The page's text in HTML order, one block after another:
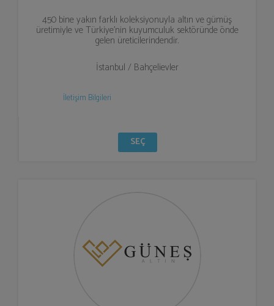
450 bine yakın farklı koleksiyonuyla altın ve gümüş
üretimiyle ve Türkiye’nin kuyumculuk sektöründe önde
gelen üreticilerindendir.
İstanbul / Bahçelievler
İletişim Bilgileri
SEÇ